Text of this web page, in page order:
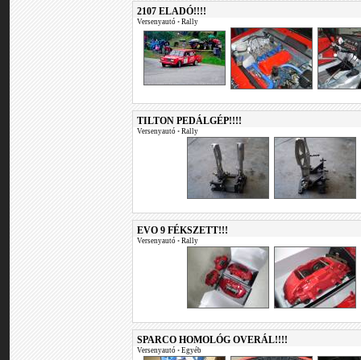
2107 ELADÓ!!!!
Versenyautó • Rally
TILTON PEDÁLGÉP!!!!
Versenyautó • Rally
EVO 9 FÉKSZETT!!!
Versenyautó • Rally
SPARCO HOMOLÓG OVERÁL!!!!
Versenyautó • Egyéb